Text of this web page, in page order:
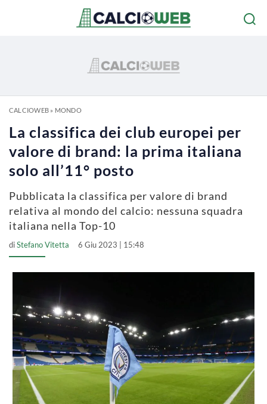
CALCIOWEB» MONDO
La classifica dei club europei per
valore di brand: la prima italiana
solo all’11° posto
Pubblicata la classifica per valore di brand
relativa al mondo del calcio: nessuna squadra
italiana nella Top-10
diStefano Vitetta 6 Giu 2023 | 15:48